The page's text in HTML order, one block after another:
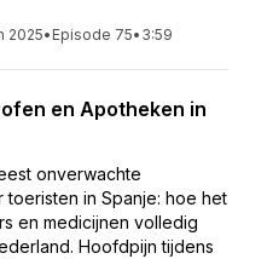
2025• Episode 75• 3:59
en Apotheken in
onverwachte
in Spanje: hoe het
en medicijnen volledig
Hoofdpijn tijdens